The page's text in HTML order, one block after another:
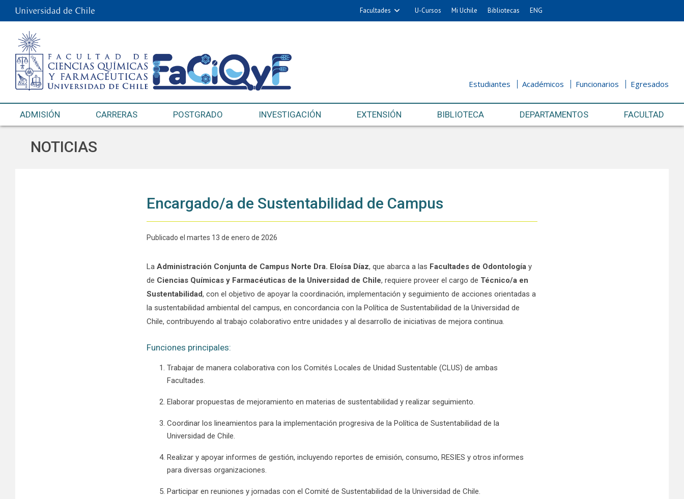
Facultades U-Cursos Mi Uchile Bibliotecas ENG
Estudiantes Académicos Funcionarios Egresados
ADMISIÓN CARRERAS POSTGRADO INVESTIGACIÓN EXTENSIÓN BIBLIOTECA DEPARTAMENTOS FACULTAD
NOTICIAS
Encargado/a de Sustentabilidad de Campus
Publicado el martes 13 de enero de 2026
La Administración Conjunta de Campus Norte Dra. Eloísa Díaz, que abarca a las Facultades de Odontología y
de Ciencias Químicas y Farmacéuticas de la Universidad de Chile, requiere proveer el cargo de Técnico/a en
Sustentabilidad, con el objetivo de apoyar la coordinación, implementación y seguimiento de acciones orientadas a
la sustentabilidad ambiental del campus, en concordancia con la Política de Sustentabilidad de la Universidad de
Chile, contribuyendo al trabajo colaborativo entre unidades y al desarrollo de iniciativas de mejora continua.
Funciones principales:
Trabajar de manera colaborativa con los Comités Locales de Unidad Sustentable (CLUS) de ambas
Facultades.
Elaborar propuestas de mejoramiento en materias de sustentabilidad y realizar seguimiento.
Coordinar los lineamientos para la implementación progresiva de la Política de Sustentabilidad de la
Universidad de Chile.
Realizar y apoyar informes de gestión, incluyendo reportes de emisión, consumo, RESIES y otros informes
para diversas organizaciones.
Participar en reuniones y jornadas con el Comité de Sustentabilidad de la Universidad de Chile.